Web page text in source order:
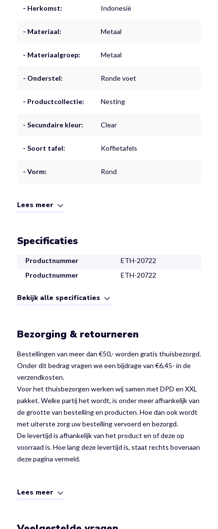
- Herkomst: Indonesië
- Materiaal: Metaal
- Materiaalgroep: Metaal
- Onderstel: Ronde voet
- Productcollectie: Nesting
- Secundaire kleur: Clear
- Soort tafel: Koffietafels
- Vorm: Rond
Lees meer
Specificaties
Productnummer
ETH-20722
Productnummer
ETH-20722
Bekijk alle specificaties
Bezorging & retourneren
Bestellingen van meer dan €50,- worden gratis thuisbezorgd.
Onder dit bedrag vragen we een bijdrage van €6,45- in de
verzendkosten.
Voor het thuisbezorgen werken wij samen met DPD en XXL
pakket. Welke partij het wordt, is onder meer afhankelijk van
de grootte van bestelling en producten. Hoe dan ook wordt
met uiterste zorg uw bestelling vervoerd en bezorgd.
De levertijd is afhankelijk van het product en of deze op
voorraad is. Hoe lang deze levertijd is, staat rechts bovenaan
deze pagina vermeld.
Lees meer